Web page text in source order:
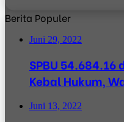
Berita Populer
Juni 29, 2022
SPBU 54.684.16
Kebal Hukum,
Juni 13, 2022